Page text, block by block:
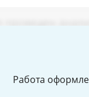
Работа